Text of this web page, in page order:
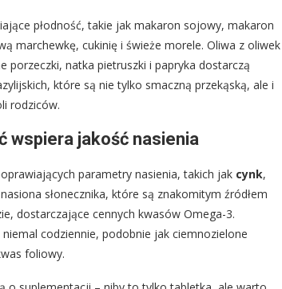
płodność, takie jak makaron sojowy, makaron
marchewkę, cukinię i świeże morele. Oliwa z oliwek
porzeczki, natka pietruszki i papryka dostarczą
które są nie tylko smaczną przekąską, ale i
rodziców.
wspiera jakość nasienia
parametry nasienia, takich jak cynk,
słonecznika, które są znakomitym źródłem
dostarczające cennych kwasów Omega-3.
codziennie, podobnie jak ciemnozielone
foliowy.